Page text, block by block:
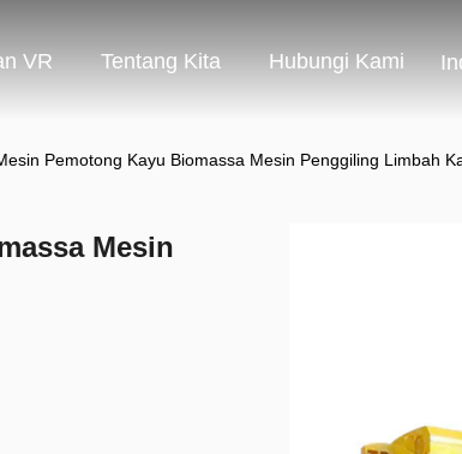
VR Tentang Kita Hubungi Kami
Pemotong Kayu Biomassa Mesin Penggiling Limbah
Mesin